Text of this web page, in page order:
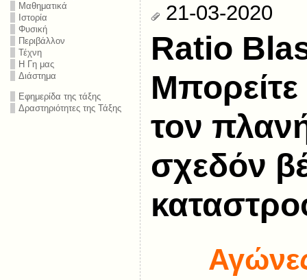
Μαθηματικά
Ιστορία
Φυσική
Περιβάλλον
Τέχνη
Η Γη μας
Διάστημα
Εφημερίδα της τάξης
Δραστηριότητες της Τάξης
21-03-2020
Ratio
τον
σχεδόν